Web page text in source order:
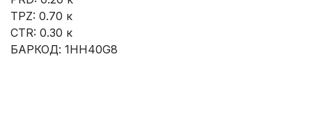
TPZ: 0.70 к
CTR: 0.30 к
БАРКОД: 1HH40G8